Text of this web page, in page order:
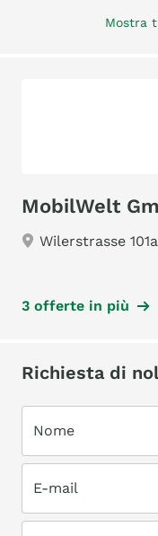
Mostra
MobilWelt
Wilerstrasse
3 offerte in più
Richiesta di
Nome
E-mail